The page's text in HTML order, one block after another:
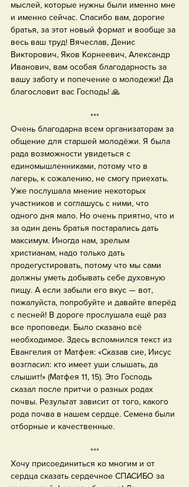
мыслей, которые нужны были именно мне
и именно сейчас. Спасибо вам, дорогие
братья, за этот новый формат и вообще за
весь ваш труд! Вячеслав, Денис
Викторович, Яков Корнеевич, Александр
Иванович, вам особая благодарность за
вашу заботу и попечение о молодежи! Да
благословит вас Господь! 🙏
***
Очень благодарна всем организаторам за
общение для старшей молодёжи. Я была
рада возможности увидеться с
единомышленниками, потому что в
лагерь, к сожалению, не смогу приехать.
Уже послушала мнение некоторых
участников и соглашусь с ними, что
одного дня мало. Но очень приятно, что и
за один день братья постарались дать
максимум. Иногда нам, зрелым
христианам, надо только дать
продегустировать, потому что мы сами
должны уметь добывать себе духовную
пищу. А если забыли его вкус — вот,
пожалуйста, попробуйте и давайте вперёд
с песней! В дороге прослушала ещё раз
все проповеди. Было сказано всё
необходимое. Здесь вспомнился текст из
Евангелия от Матфея: «Сказав сие, Иисус
возгласил: кто имеет уши слышать, да
слышит!» (Матфея 11, 15). Это Господь
сказал после притчи о разных родах
почвы. Результат зависит от того, какого
рода почва в нашем сердце. Семена были
отборные и качественные.
***
Хочу присоединиться ко многим и от
сердца сказать сердечное СПАСИБО за